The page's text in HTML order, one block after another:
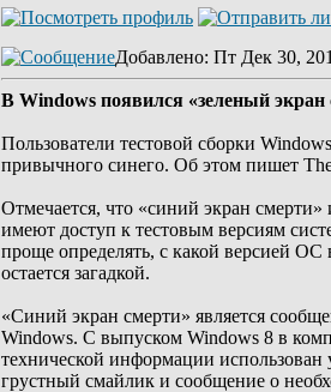
Добавлено: Пт Дек 30,
В Windows появился «зеленый экран
Пользователи тестовой сборки
привычного синего. Об этом пишет
Отмечается, что «синий экран смерти»
имеют доступ к тестовым версиям
проще определять, с какой версией
остается загадкой.
«Синий экран смерти» является
Windows. С выпуском Windows 8 в
технической информации
грустный смайлик и сообщение о